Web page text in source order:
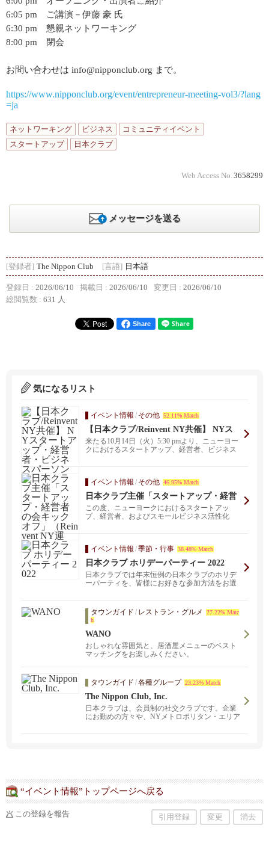
6:05 pm ご講演－伊藤 豪 氏
6:30 pm 懇親ネットワーキング
8:00 pm 閉会
お問い合わせは info@nipponclub.org まで。
https://www.nipponclub.org/event/entrepreneur-meeting-vol3/?lang
=ja
ネットワーキング ビジネス
コミュニティイベント
スタートアップ
日本クラブ
Web Access No. 3658299
メッセージを送る
[登録者] The Nippon Club [言語] 日本語
登録日 : 2026/06/10 掲載日 : 2026/06/10 変更日 : 2026/06/10
総閲覧数 : 631 人
Share
気になるリスト
イベント情報 / その他 52.11% Match
【日本クラブ/Reinvent NY共催】 NYス
タートアップ・経営者・ビジネスパーソ
ンの会 ＜2025秋の陣＞
来たる10月14日（火）5:30 pmより、ニューヨー
クにおけるスタートアップ、経営者、ビジネス
イベント情報 / その他 46.95% Match
日本クラブ主催「スタートアップ・経営
者の会キックオフ」（Reinvent NY運
営）
この度、ニューヨークにおけるスタートアッ
プ、経営者、およびスモールビジネス活性化
イベント情報 /季節・行事 38.48% Match
日本クラブ ホリデーパーティー 2022
日本クラブでは年末恒例の日本クラブのホリデ
ーパーティを、皆様にお好きな参加方法をお選
タウンガイド / レストラン・グルメ
27.22% Matc
h
WANO
おしゃれな雰囲気と、居酒屋メニューのベスト
マッチングをお楽しみください。
タウンガイド /各種グループ 23.23% Match
The Nippon Club, Inc.
日本クラブは、会員制の社交クラブです。企業
にお勤めの方々や、NYメトロポリタン・エリア
“イベント情報”トップページへ戻る
この登録を報告 引用登録 変更 消去